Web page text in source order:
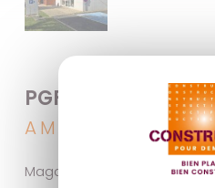
PGF AMILLY
AMILLY
Magasin et Maison funéraire